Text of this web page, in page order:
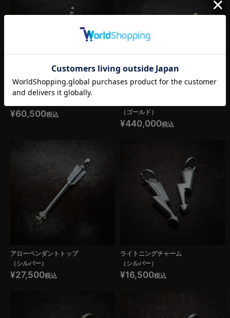
¥60,500税込
（ゴールド）
¥440,000税込
アローペンダントトップ
（シルバー）
¥27,500税込
ライトニングチャーム
（シルバー）
¥16,500税込